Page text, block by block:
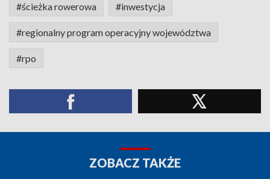
#ścieżka rowerowa #inwestycja
#regionalny program operacyjny województwa
#rpo
ZOBACZ TAKŻE